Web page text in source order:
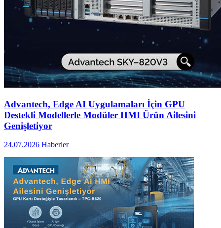
Advantech, Edge AI Uygulamaları İçin GPU
Destekli Modellerle Modüler HMI Ürün Ailesini
Genişletiyor
24.07.2026 Haberler